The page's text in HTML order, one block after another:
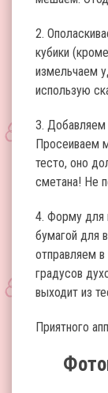
2.
кубики
измельчаем
использую
3. Добавляем
Просеиваем
тесто, оно
сметана! Не
4. Форму для
бумагой для
отправляем
градусов
выходит из
Приятного